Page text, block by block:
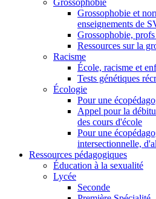
Grossophobie
Grossophobie et
enseignements de
Grossophobie,
Ressources sur la
Racisme
École, racisme et
Tests génétiques
Écologie
Pour une
Appel pour la
des cours d'école
Pour une
intersectionnelle,
Ressources pédagogiques
Éducation à la sexualité
Lycée
Seconde